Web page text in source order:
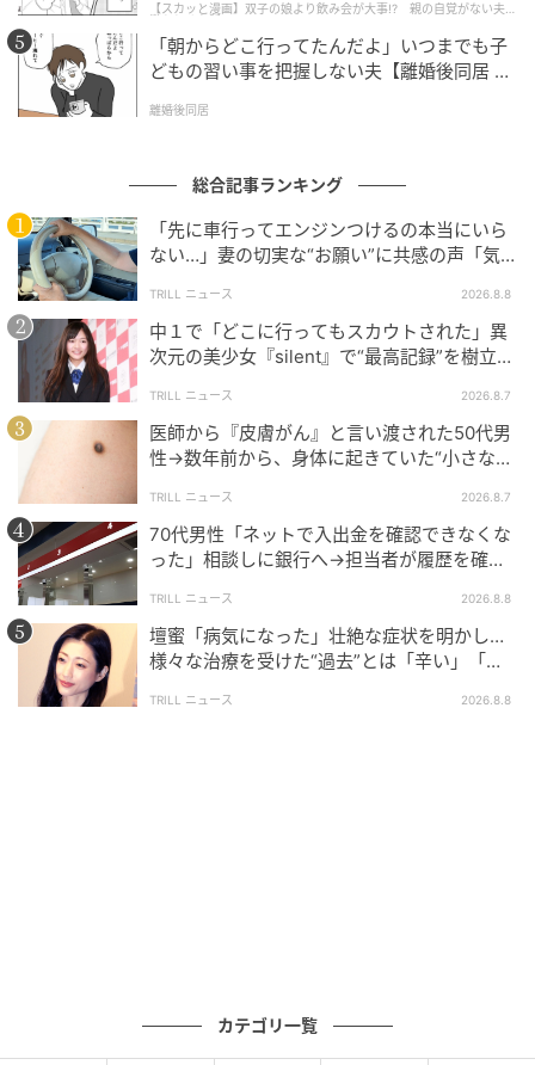
【スカッと漫画】双子の娘より飲み会が大事!? 親の自覚がない夫を
懲らしめた話
「朝からどこ行ってたんだよ」いつまでも子
どもの習い事を把握しない夫【離婚後同居 Vo
離婚後同居
総合記事ランキング
「先に車行ってエンジンつけるの本当にいら
ない…」妻の切実な“お願い”に共感の声「気
TRILL ニュース 2026.8.8
中１で「どこに行ってもスカウトされた」異
次元の美少女『silent』で“最高記録”を樹立し
TRILL ニュース 2026.8.7
医師から『皮膚がん』と言い渡された50代男
性→数年前から、身体に起きていた“小さな異
TRILL ニュース 2026.8.7
70代男性「ネットで入出金を確認できなくな
った」相談しに銀行へ→担当者が履歴を確認
TRILL ニュース 2026.8.8
壇蜜「病気になった」壮絶な症状を明かし…
様々な治療を受けた“過去”とは「辛い」「苦
TRILL ニュース 2026.8.8
カテゴリ一覧